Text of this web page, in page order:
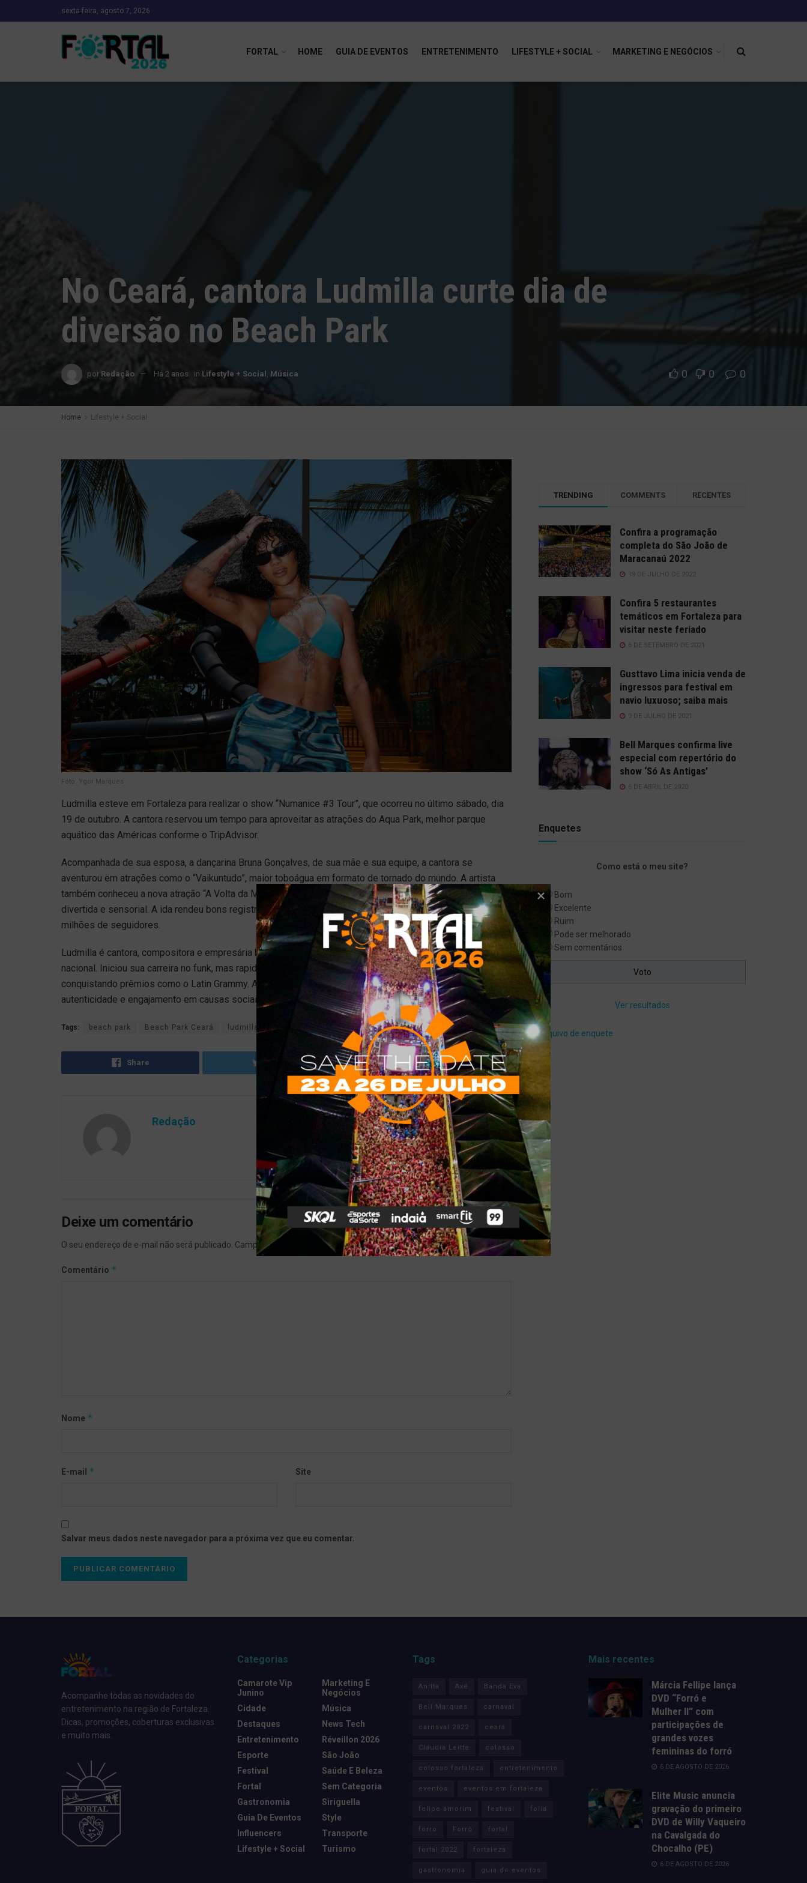
sexta-feira, agosto 7, 2026
FORTAL HOME GUIA DE EVENTOS ENTRETENIMENTO LIFESTYLE + SOCIAL MARKETING E NEGÓCIOS
No Ceará, cantora Ludmilla curte dia de
diversão no Beach Park
por Redação Há 2 anos in Lifestyle + Social Música 0 0 0
Home Lifestyle + Social
Foto: Ygor Marques
Ludmilla esteve em Fortaleza para realizar o show “Numanice #3 Tour”, que ocorreu no último sábado, dia
19 de outubro. A cantora reservou um tempo para aproveitar as atrações do Aqua Park, melhor parque
aquático das Américas conforme o TripAdvisor.
Acompanhada de sua esposa, a dançarina Bruna Gonçalves, de sua mãe e sua equipe, a cantora se
aventurou em atrações como o “Vaikuntudo”, maior toboágua em formato de tornado do mundo. A artista
também conheceu a nova atração “A Volta da Moreia”, inaugurada neste ano e que traz uma versão mais
divertida e sensorial. A ida rendeu bons registros nas redes sociais da cantora e da turma que rendem
milhões de seguidores.
Ludmilla é cantora, compositora e empresária brasileira que se tornou um dos maiores nomes da música
nacional. Iniciou sua carreira no funk, mas rapidamente expandiu seu repertório para o pop, R&B e pagode,
conquistando prêmios como o Latin Grammy. Além de seu talento musical, é conhecida por sua
autenticidade e engajamento em causas sociais.
Tags: beach park Beach Park Ceará ludmilla Ludmilla Beach Park ludmilla numanice numanice
Share Tweet Share
Redação
Deixe um comentário
O seu endereço de e-mail não será publicado. Campos obrigatórios são marcados com*
Comentário *
Nome *
E-mail * Site
Salvar meus dados neste navegador para a próxima vez que eu comentar.
TRENDING COMMENTS RECENTES
Confira a programação
completa do São João de
Maracanaú 2022
19 DE JULHO DE 2022
Confira 5 restaurantes
temáticos em Fortaleza para
visitar neste feriado
6 DE SETEMBRO DE 2021
Gusttavo Lima inicia venda de
ingressos para festival em
navio luxuoso; saiba mais
9 DE JULHO DE 2021
Bell Marques confirma live
especial com repertório do
show ‘Só As Antigas’
6 DE ABRIL DE 2020
Enquetes
Como está o meu site?
Bom
Excelente
Ruim
Pode ser melhorado
Sem comentários
Ver resultados
Arquivo de enquete
Acompanhe todas as novidades do
entretenimento na região de Fortaleza.
Dicas, promoções, coberturas exclusivas
e muito mais.
Categorias
Camarote Vip
Junino
Cidade
Destaques
Entretenimento
Esporte
Festival
Fortal
Gastronomia
Guia De Eventos
Influencers
Lifestyle + Social
Marketing E
Negócios
Música
News Tech
Réveillon 2026
São João
Saúde E Beleza
Sem Categoria
Siriguella
Style
Transporte
Turismo
Tags
Anitta Axé Banda Eva
Bell Marques carnaval
carnaval 2022 ceará
Claudia Leitte colosso
colosso fortaleza entretenimento
eventos eventos em fortaleza
felipe amorim festival folia
forro Forró fortal
fortal 2022 fortaleza
gastronomia guia de eventos
Mais recentes
Márcia Fellipe lança
DVD “Forró e
Mulher II” com
participações de
grandes vozes
femininas do forró
6 DE AGOSTO DE 2026
Elite Music anuncia
gravação do primeiro
DVD de Willy Vaqueiro
na Cavalgada do
Chocalho (PE)
6 DE AGOSTO DE 2026